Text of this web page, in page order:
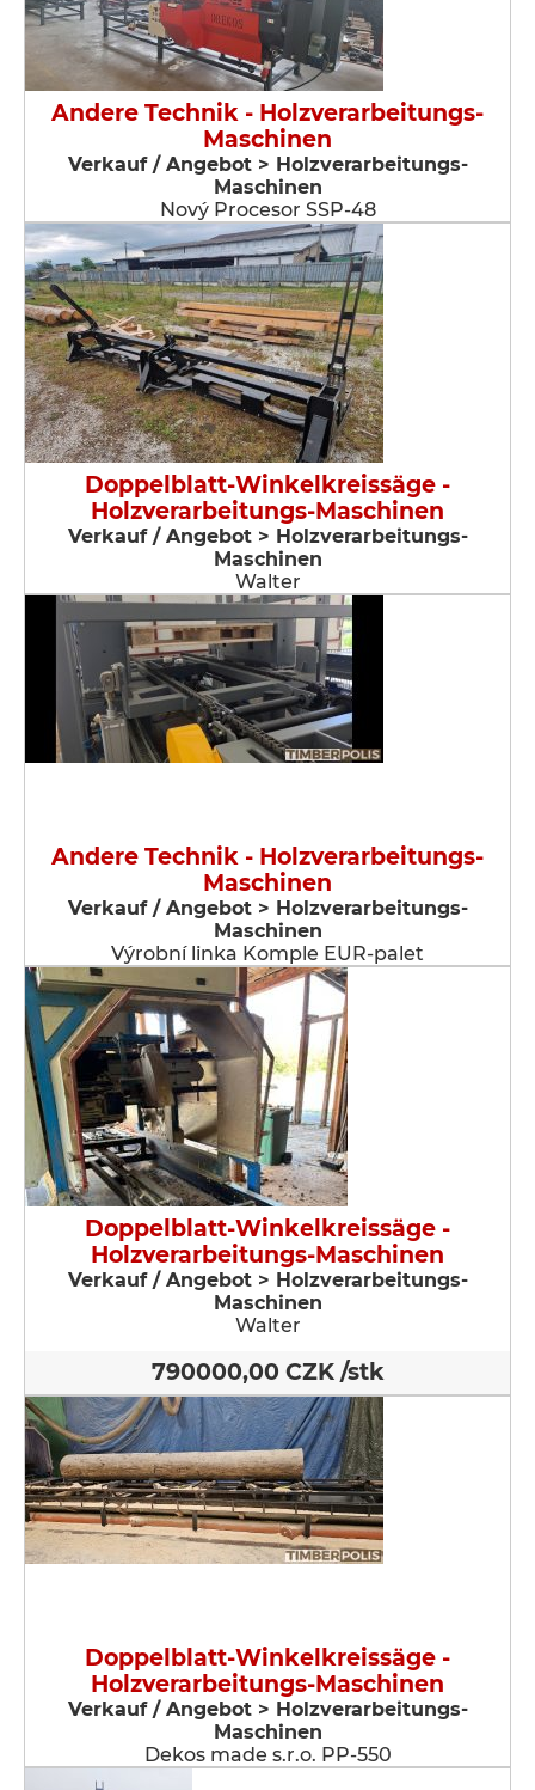
Andere Technik - Holzverarbeitungs-
Maschinen
Verkauf / Angebot > Holzverarbeitungs-
Maschinen
Nový Procesor SSP-48
Doppelblatt-Winkelkreissäge -
Holzverarbeitungs-Maschinen
Verkauf / Angebot > Holzverarbeitungs-
Maschinen
Walter
Andere Technik - Holzverarbeitungs-
Maschinen
Verkauf / Angebot > Holzverarbeitungs-
Maschinen
Výrobní linka Komple EUR-palet
Doppelblatt-Winkelkreissäge -
Holzverarbeitungs-Maschinen
Verkauf / Angebot > Holzverarbeitungs-
Maschinen
Walter
790000,00 CZK /stk
Doppelblatt-Winkelkreissäge -
Holzverarbeitungs-Maschinen
Verkauf / Angebot > Holzverarbeitungs-
Maschinen
Dekos made s.r.o. PP-550